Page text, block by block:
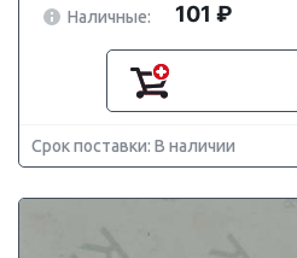
Наличные:
101 ₽
Срок поставки: В наличии